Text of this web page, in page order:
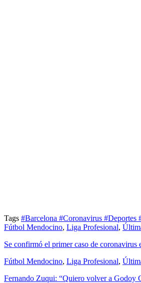
Tags #Barcelona #Coronavirus #Deportes
Fútbol Mendocino, Liga Profesional,
Se confirmó el primer caso de coronavirus
Fútbol Mendocino, Liga Profesional,
Fernando Zuqui: “Quiero volver a Godoy